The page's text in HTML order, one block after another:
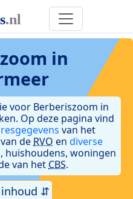
in
voor Berberiszoom in
Op deze pagina vind
van het
van de RVO en diverse
huishoudens, woningen
van het CBS.
inhoud ⇵